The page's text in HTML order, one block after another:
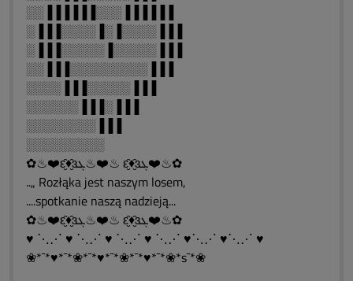
░░▐▐▐▐▐▐░░░▐▐▐▐▐▐
░▐▐▐░░░░▐░▐░░░░▐▐▐
░▐▐▐░░░░░▐░░░░░▐▐▐
░░▐▐▐░░░░░░░░░▐▐▐
░░░░▐▐▐░░░░░▐▐▐
░░░░░░▐▐▐░▐▐▐
░░░░░░░░▐▐▐
░░░░░░░░░
✿♨❤️ԑ̮̑♦̮̑ɜܓ♨❤️♨ ԑ̮̑♦̮̑ɜܓ❤️♨✿
..„ Rozłąka jest naszym losem,
....spotkanie naszą nadzieją...
✿♨❤️ԑ̮̑♦̮̑ɜܓ♨❤️♨ ԑ̮̑♦̮̑ɜܓ❤️♨✿
♥ ⋱⋰ ♥ ⋱⋰ ♥ ⋱⋰ ♥ ⋱⋰ ♥⋱⋰ ♥⋱⋰ ♥
❀*¯*♥*¯*❀*¯*♥*¯*❀*¯*♥*¯*❀*s¯*❀